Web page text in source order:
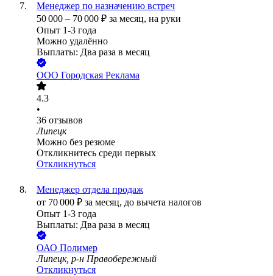
Менеджер по назначению встреч
50 000 – 70 000 ₽ за месяц, на руки
Опыт 1-3 года
Можно удалённо
Выплаты: Два раза в месяц
ООО Городская Реклама
4.3
•
36 отзывов
Липецк
Можно без резюме
Откликнитесь среди первых
Откликнуться
Менеджер отдела продаж
от 70 000 ₽ за месяц, до вычета налогов
Опыт 1-3 года
Выплаты: Два раза в месяц
ОАО Полимер
Липецк, р-н Правобережный
Откликнуться